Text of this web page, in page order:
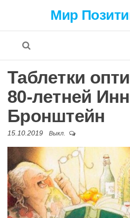
Мир
Таблетки
80-летней
Бронштейн
15.10.2019 Выкл.